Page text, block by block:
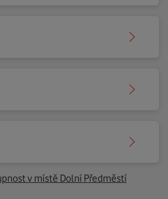
v místě Dolní Předměstí